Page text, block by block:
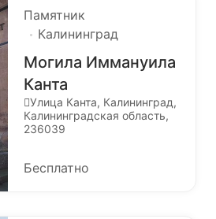
Памятник
Калининград
Могила Иммануила
Канта
Улица Канта, Калининград,
Калининградская область,
236039
Бесплатно